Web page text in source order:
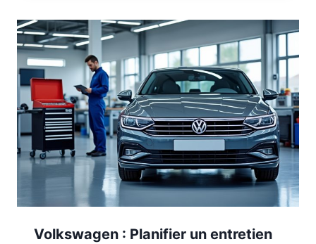
Volkswagen : Planifier un entretien